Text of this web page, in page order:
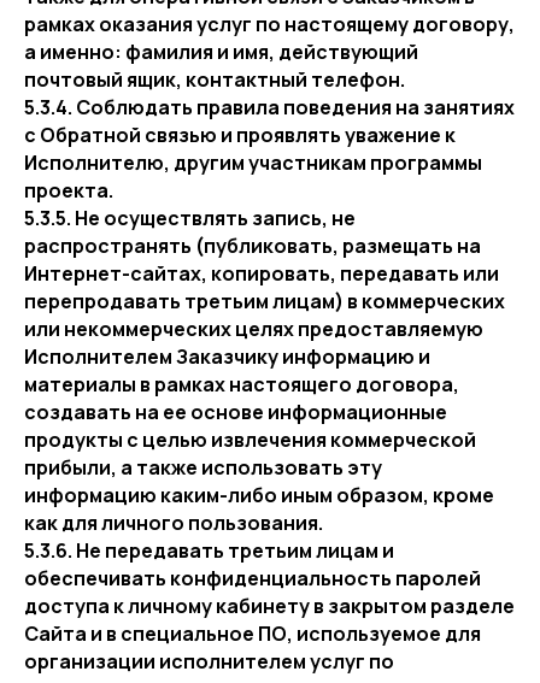
рамках оказания услуг по настоящему договору,
а именно: фамилия и имя, действующий
почтовый ящик, контактный телефон.
5.3.4. Соблюдать правила поведения на занятиях
с Обратной связью и проявлять уважение к
Исполнителю, другим участникам программы
проекта.
5.3.5. Не осуществлять запись, не
распространять (публиковать, размещать на
Интернет-сайтах, копировать, передавать или
перепродавать третьим лицам) в коммерческих
или некоммерческих целях предоставляемую
Исполнителем Заказчику информацию и
материалы в рамках настоящего договора,
создавать на ее основе информационные
продукты с целью извлечения коммерческой
прибыли, а также использовать эту
информацию каким-либо иным образом, кроме
как для личного пользования.
5.3.6. Не передавать третьим лицам и
обеспечивать конфиденциальность паролей
доступа к личному кабинету в закрытом разделе
Сайта и в специальное ПО, используемое для
организации исполнителем услуг по